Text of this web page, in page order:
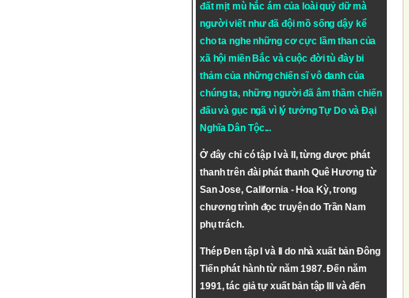
đất mịt mù hắc ám của loài quỷ dữ mà
người viết như đã đội mồ sống dậy kể
cho ta nghe những cơ cực lầm than của
xã hội miền Bắc và cuộc đời tù đày bi
thảm của những chiến sĩ vô danh của
chúng ta, những người đã âm thầm chiến
đấu và gục ngã vì lý tưởngTự DovàĐại
Nghĩa Dân Tộc...
Ở đây chỉ có tập I và II, từng được phát
thanh trên đài phát thanh Quê Hương từ
San Jose, California - Hoa Kỳ, trong
chương trình đọc truyện do Trần Nam
phụ trách.
Thép Đen tập I và II do nhà xuất bản Đông
Tiến phát hành từ năm 1987. Đến năm
1991, tác giả tự xuất bản tập III và đến